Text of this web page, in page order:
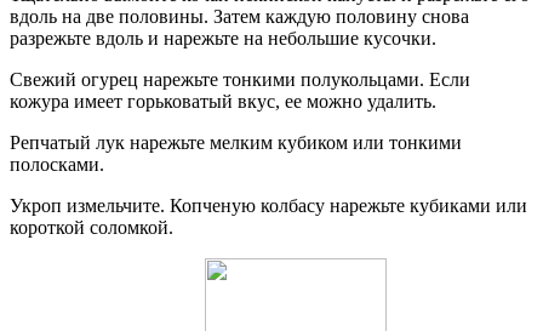
вдоль на две половины. Затем каждую половину снова
разрежьте вдоль и нарежьте на небольшие кусочки.
Свежий огурец нарежьте тонкими полукольцами. Если
кожура имеет горьковатый вкус, ее можно удалить.
Репчатый лук нарежьте мелким кубиком или тонкими
полосками.
Укроп измельчите. Копченую колбасу нарежьте кубиками или
короткой соломкой.